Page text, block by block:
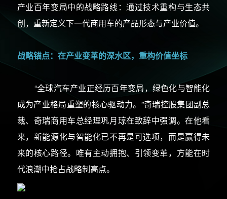
产业百年变局中的战略路线：通过技术重构与生态共
创，重新定义下一代商用车的产品形态与产业价值。
战略锚点：在产业变革的深水区，重构价值坐标
“全球汽车产业正经历百年变局，绿色化与智能化
成为产业格局重塑的核心驱动力。”奇瑞控股集团副总
裁、奇瑞商用车总经理巩月琼在致辞中强调。在他看
来，新能源化与智能化已不再是可选项，而是赢得未
来的核心路径。唯有主动拥抱、引领变革，方能在时
代浪潮中抢占战略制高点。